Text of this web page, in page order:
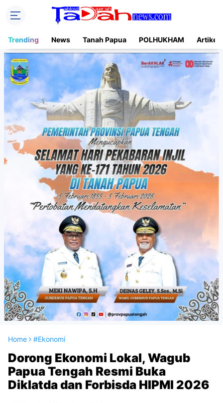
Trending News Tanah Papua POLHUKHAM Artikel
Home #Ekonomi
Dorong Ekonomi Lokal, Wagub
Papua Tengah Resmi Buka
Diklatda dan Forbisda HIPMI 2026